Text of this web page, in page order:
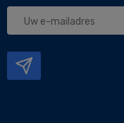
Uw